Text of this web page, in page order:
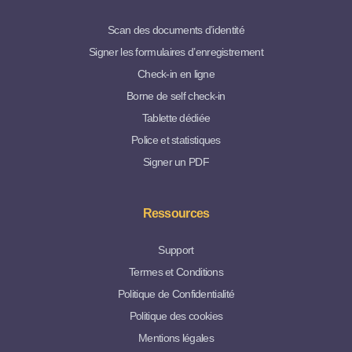
Scan des documents d’identité
Signer les formulaires d’enregistrement
Check-in en ligne
Borne de self check-in
Tablette dédiée
Police et statistiques
Signer un PDF
Ressources
Support
Termes et Conditions
Politique de Confidentialité
Politique des cookies
Mentions légales